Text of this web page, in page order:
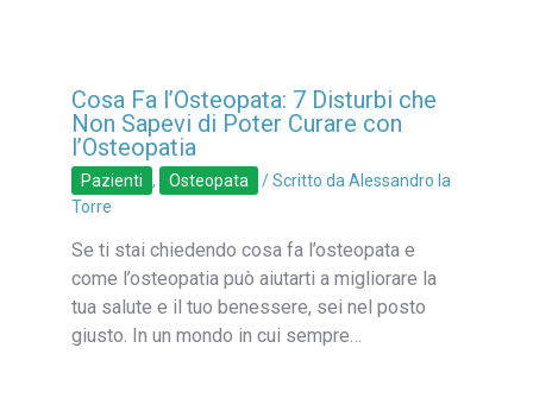
Cosa Fa l’Osteopata: 7 Disturbi che
Non Sapevi di Poter Curare con
l’Osteopatia
Pazienti , Osteopata / Scritto da Alessandro la
Torre
Se ti stai chiedendo cosa fa l’osteopata e
come l’osteopatia può aiutarti a migliorare la
tua salute e il tuo benessere, sei nel posto
giusto. In un mondo in cui sempre…